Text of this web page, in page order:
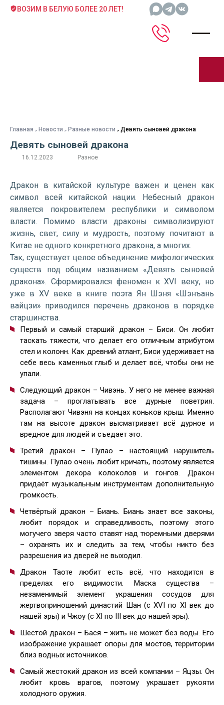
ВОЗИМ В БЕЛУЮ БОЛЕЕ 20 ЛЕТ!
Главная Новости Разные новости Девять сыновей дракона
Девять сыновей дракона
16.12.2023 Разное
Дракон в китайской культуре важен и ценен как
символ всей китайской нации. Небесный дракон
является покровителем республики и символом
власти. Помимо власти драконы символизируют
жизнь, свет, силу и мудрость, поэтому почитают в
Китае не одного конкретного дракона, а многих.
Так, существует целое объединение мифологических
существ под общим названием «Девять сыновей
дракона». Сформировался феномен к XVI веку, но
уже в XV веке в книге поэта Ян Шэня «Шэнъань
вайцзи» приводился перечень драконов в порядке
старшинства.
Первый и самый старший дракон – Биси. Он любит
таскать тяжести, что делает его отличным атрибутом
стел и колонн. Как древний атлант, Биси удерживает на
себе весь каменных глыб и делает всё, чтобы они не
упали.
Следующий дракон – Чивэнь. У него не менее важная
задача – проглатывать все дурные поветрия.
Располагают Чивэня на концах коньков крыш. Именно
там на высоте дракон высматривает всё дурное и
вредное для людей и съедает это.
Третий дракон – Пулао – настоящий нарушитель
тишины. Пулао очень любит кричать, поэтому является
элементом декора колоколов и гонгов. Дракон
придаёт музыкальным инструментам дополнительную
громкость.
Четвёртый дракон – Биань. Биань знает все законы,
любит порядок и справедливость, поэтому этого
могучего зверя часто ставят над тюремными дверями
– охранять их и следить за тем, чтобы никто без
разрешения из дверей не выходил.
Дракон Таоте любит есть всё, что находится в
пределах его видимости. Маска существа –
незаменимый элемент украшения сосудов для
жертвоприношений династий Шан (с XVI по XI век до
нашей эры) и Чжоу (с XI по III век до нашей эры).
Шестой дракон – Бася – жить не может без воды. Его
изображение украшает опоры для мостов, территории
близ водных источников.
Самый жестокий дракон из всей компании – Яцзы. Он
любит кровь врагов, поэтому украшает рукояти
холодного оружия.